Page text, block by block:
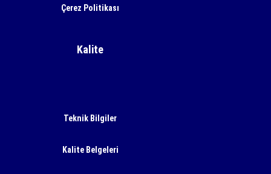
Çerez Politikası
Kalite
Teknik Bilgiler
Kalite Belgeleri